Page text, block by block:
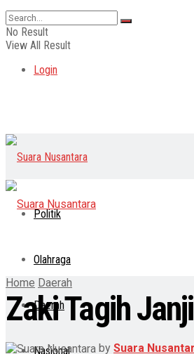
No Result
View All Result
Login
Politik
Olahraga
Daerah
Nasional
Home Daerah
Zaki Tagih
by Suara